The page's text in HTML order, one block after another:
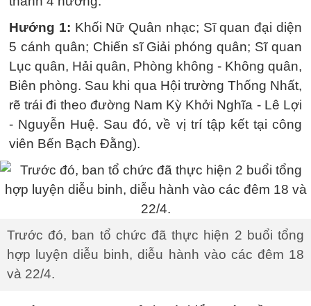
Hướng 1: Khối Nữ Quân nhạc; Sĩ quan đại diện
5 cánh quân; Chiến sĩ Giải phóng quân; Sĩ quan
Lục quân, Hải quân, Phòng không - Không quân,
Biên phòng. Sau khi qua Hội trường Thống Nhất,
rẽ trái đi theo đường Nam Kỳ Khởi Nghĩa - Lê Lợi
- Nguyễn Huệ. Sau đó, về vị trí tập kết tại công
viên Bến Bạch Đằng).
Trước đó, ban tổ chức đã thực hiện 2 buổi tổng
hợp luyện diễu binh, diễu hành vào các đêm 18
và 22/4.